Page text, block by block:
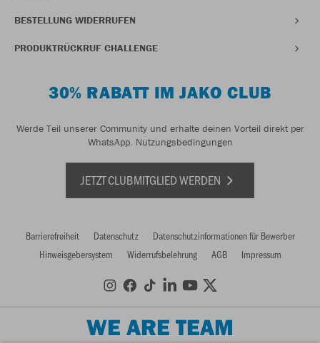
BESTELLUNG WIDERRUFEN
PRODUKTRÜCKRUF CHALLENGE
30% RABATT IM JAKO CLUB
Werde Teil unserer Community und erhalte deinen Vorteil direkt per
WhatsApp. Nutzungsbedingungen
JETZT CLUBMITGLIED WERDEN
Barrierefreiheit Datenschutz
Datenschutzinformationen für Bewerber
Hinweisgebersystem
Widerrufsbelehrung AGB Impressum
WE ARE TEAM